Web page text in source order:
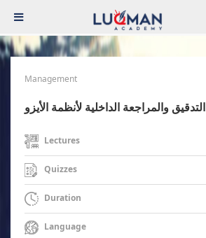
Management
التدقيق والمراجعة الداخلية لأنظمة الأيزو
Lectures
Quizzes
Duration
Language